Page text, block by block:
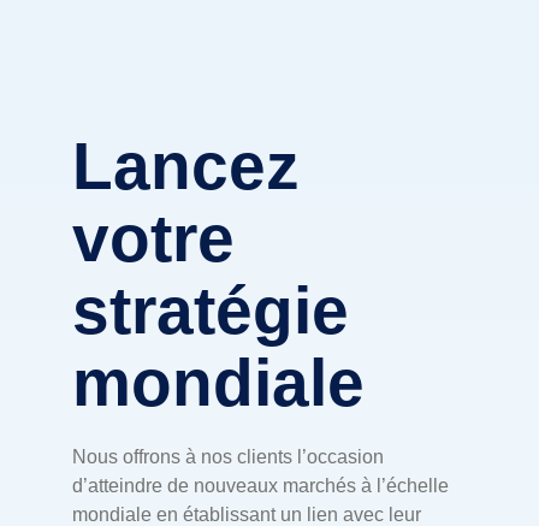
Lancez
votre
stratégie
mondiale
Nous offrons à nos clients l’occasion
d’atteindre de nouveaux marchés à l’échelle
mondiale en établissant un lien avec leur